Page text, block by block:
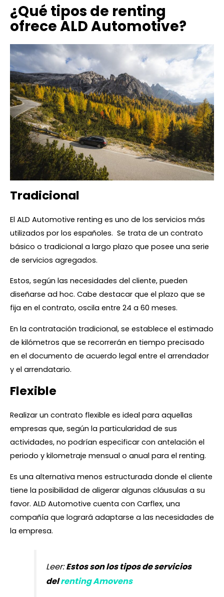
¿Qué tipos de renting
ofrece ALD Automotive?
Tradicional
El ALD Automotive renting es uno de los servicios más
utilizados por los españoles. Se trata de un contrato
básico o tradicional a largo plazo que posee una serie
de servicios agregados.
Estos, según las necesidades del cliente, pueden
diseñarse ad hoc. Cabe destacar que el plazo que se
fija en el contrato, oscila entre 24 a 60 meses.
En la contratación tradicional, se establece el estimado
de kilómetros que se recorrerán en tiempo precisado
en el documento de acuerdo legal entre el arrendador
y el arrendatario.
Flexible
Realizar un contrato flexible es ideal para aquellas
empresas que, según la particularidad de sus
actividades, no podrían especificar con antelación el
periodo y kilometraje mensual o anual para el renting.
Es una alternativa menos estructurada donde el cliente
tiene la posibilidad de aligerar algunas cláusulas a su
favor. ALD Automotive cuenta con Carflex, una
compañía que logrará adaptarse a las necesidades de
la empresa.
Leer:Estos son los tipos de servicios
delrenting Amovens